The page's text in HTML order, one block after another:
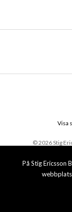
På Stig Ericsson
© 2026 Stig
Visa